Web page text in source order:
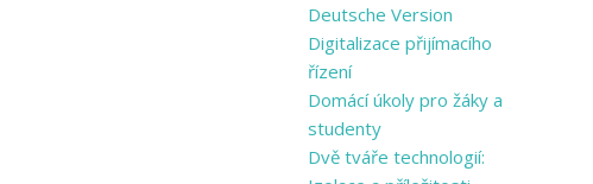
Deutsche Version
Digitalizace přijímacího
řízení
Domácí úkoly pro žáky a
studenty
Dvě tváře technologií: